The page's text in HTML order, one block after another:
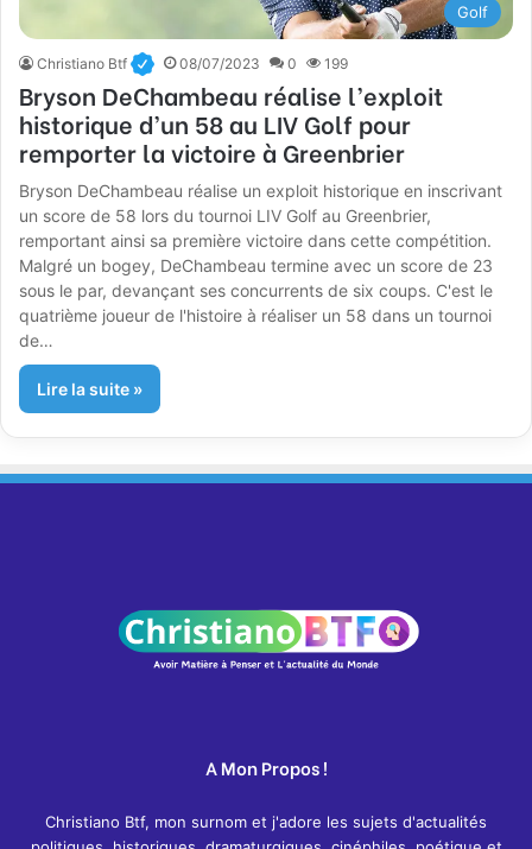
Golf
Christiano Btf 08/07/2023 0 199
Bryson DeChambeau réalise l’exploit
historique d’un 58 au LIV Golf pour
remporter la victoire à Greenbrier
Bryson DeChambeau réalise un exploit historique en inscrivant
un score de 58 lors du tournoi LIV Golf au Greenbrier,
remportant ainsi sa première victoire dans cette compétition.
Malgré un bogey, DeChambeau termine avec un score de 23
sous le par, devançant ses concurrents de six coups. C'est le
quatrième joueur de l'histoire à réaliser un 58 dans un tournoi
de…
Lire la suite »
A Mon Propos !
Christiano Btf, mon surnom et j'adore les sujets d'actualités